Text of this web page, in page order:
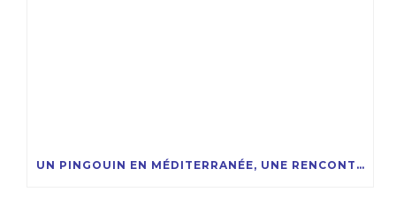
UN PINGOUIN EN MÉDITERRANÉE, UNE RENCONTRE RARE ET FASCINANTE !